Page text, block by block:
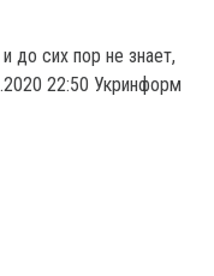
до сих пор не знает,
22:50 Укринформ